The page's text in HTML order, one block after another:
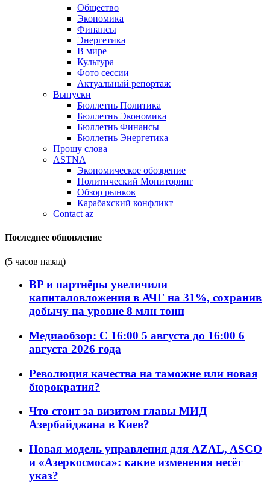
Общество
Экономика
Финансы
Энергетика
В мире
Культура
Фото сессии
Актуальный репортаж
Выпуски
Бюллетнь Политика
Бюллетнь Экономика
Бюллетнь Финансы
Бюллетнь Энергетика
Прошу слова
ASTNA
Экономическое обозрение
Политический Мониторинг
Обзор рынков
Карабахский конфликт
Contact az
Последнее обновление
(5 часов назад)
BP и партнёры увеличили
капиталовложения в АЧГ на 31%, сохранив
добычу на уровне 8 млн тонн
Медиаобзор: С 16:00 5 августа до 16:00 6
августа 2026 года
Революция качества на таможне или новая
бюрократия?
Что стоит за визитом главы МИД
Азербайджана в Киев?
Новая модель управления для AZAL, ASCO
и «Азеркосмоса»: какие изменения несёт
указ?